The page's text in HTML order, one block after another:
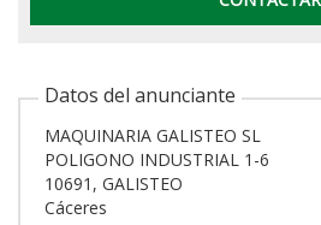
Datos del anunciante
MAQUINARIA GALISTEO SL
POLIGONO INDUSTRIAL 1-6
10691, GALISTEO
Cáceres